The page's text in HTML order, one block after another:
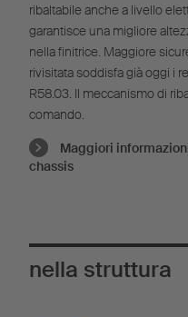
ribaltabile anche a livello
garantisce una migliore
nella finitrice. Maggiore
rivisitata soddisfa già oggi i
R58.03. Il meccanismo di
comando.
Maggiori
chassis
nella struttura